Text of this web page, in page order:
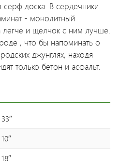
серф доска. В сердечники
- монолитный
и щелчок с ним лучше.
, что бы напоминать о
джунглях, находя
только бетон и асфальт.
33″
10″
18″